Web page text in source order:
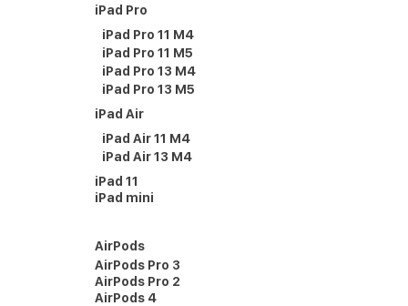
iPad Pro
iPad Pro 11 M4
iPad Pro 11 M5
iPad Pro 13 M4
iPad Pro 13 M5
iPad Air
iPad Air 11 M4
iPad Air 13 M4
iPad 11
iPad mini
AirPods
AirPods Pro 3
AirPods Pro 2
AirPods 4